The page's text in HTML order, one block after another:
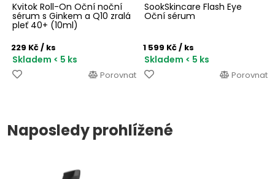
Kvitok Roll-On Oční noční
sérum s Ginkem a Q10 zralá
pleť 40+ (10ml)
229 Kč/ ks
Skladem < 5 ks
Porovnat
SookSkincare Flash Eye
Oční sérum
1 599 Kč/ ks
Skladem < 5 ks
Porovnat
Naposledy prohlížené